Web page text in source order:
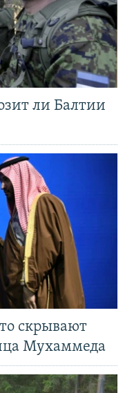
ли Балтии
скрывают
Мухаммеда